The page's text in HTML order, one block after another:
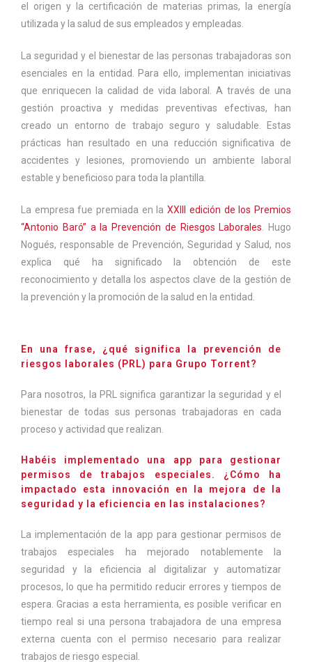
el origen y la certificación de materias primas, la energía
utilizada y la salud de sus empleados y empleadas.
La seguridad y el bienestar de las personas trabajadoras son
esenciales en la entidad. Para ello, implementan iniciativas
que enriquecen la calidad de vida laboral. A través de una
gestión proactiva y medidas preventivas efectivas, han
creado un entorno de trabajo seguro y saludable. Estas
prácticas han resultado en una reducción significativa de
accidentes y lesiones, promoviendo un ambiente laboral
estable y beneficioso para toda la plantilla.
La empresa fue premiada en laXXIII edición de los Premios
“Antonio Baró” a la Prevención de Riesgos Laborales. Hugo
Nogués, responsable de Prevención, Seguridad y Salud, nos
explica qué ha significado la obtención de este
reconocimiento y detalla los aspectos clave de la gestión de
la prevención y la promoción de la salud en la entidad.
En una frase, ¿qué significa la prevención de
riesgos laborales (PRL) para Grupo Torrent?
Para nosotros, la PRL significa garantizar la seguridad y el
bienestar de todas sus personas trabajadoras en cada
proceso y actividad que realizan.
Habéis implementado una app para gestionar
permisos de trabajos especiales. ¿Cómo ha
impactado esta innovación en la mejora de la
seguridad y la eficiencia en las instalaciones?
La implementación de la app para gestionar permisos de
trabajos especiales ha mejorado notablemente la
seguridad y la eficiencia al digitalizar y automatizar
procesos, lo que ha permitido reducir errores y tiempos de
espera. Gracias a esta herramienta, es posible verificar en
tiempo real si una persona trabajadora de una empresa
externa cuenta con el permiso necesario para realizar
trabajos de riesgo especial.